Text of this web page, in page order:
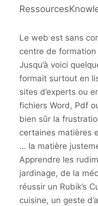
Le web est sans
centre de
Jusqu’à voici
formait surtout en
sites d’experts ou
fichiers Word, Pdf
bien sûr la
certaines matières
… la matière
Apprendre les
jardinage, de la
réussir un Rubik’s
cuisine, un geste